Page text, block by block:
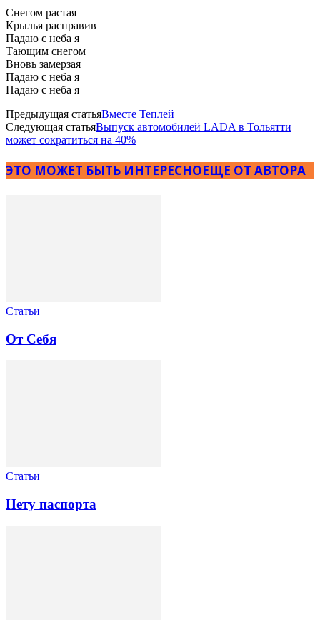
Снегом растая
Крылья расправив
Падаю с неба я
Тающим снегом
Вновь замерзая
Падаю с неба я
Падаю с неба я
Предыдущая статьяВместе Теплей
Следующая статьяВыпуск автомобилей LADA в Тольятти
может сократиться на 40%
ЭТО МОЖЕТ БЫТЬ ИНТЕРЕСНОЕЩЕ ОТ АВТОРА
Статьи
От Себя
Статьи
Нету паспорта